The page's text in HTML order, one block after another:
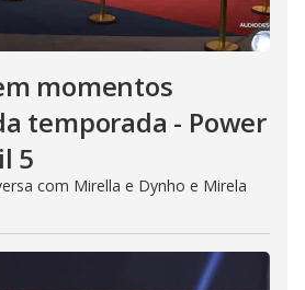
momentos
temporada - Power
5
com Mirella e Dynho e Mirela